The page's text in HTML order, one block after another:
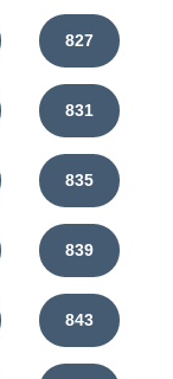
827
831
835
839
843